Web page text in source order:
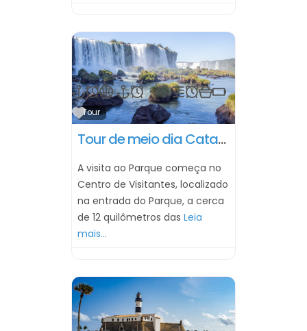
Tour
Marcar como Favorito
Tour de meio dia Cataratas lado brasileiro // 4 horas
A visita ao Parque começa no
Centro de Visitantes, localizado
na entrada do Parque, a cerca
de 12 quilômetros das Leia
mais...